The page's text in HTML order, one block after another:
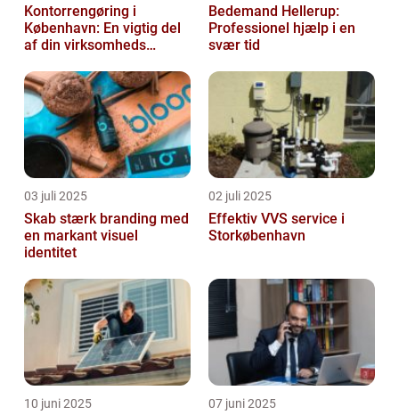
Kontorrengøring i
København: En vigtig del
af din virksomheds
Bedemand Hellerup:
Professionel hjælp i en
svær tid
03 juli 2025
Skab stærk branding med
en markant visuel
identitet
02 juli 2025
Effektiv VVS service i
Storkøbenhavn
10 juni 2025 07 juni 2025